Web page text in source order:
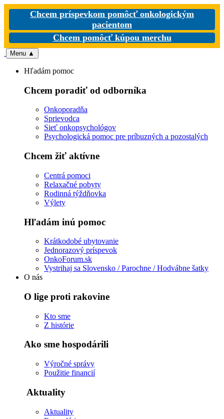
Chcem príspevkom pomôcť onkologickým
pacientom
Chcem pomôcť kúpou merchu
Menu ▲
Hľadám pomoc
Chcem poradiť od odborníka
Onkoporadňa
Sprievodca
Sieť onkopsychológov
Psychologická pomoc pre príbuzných a pozostalých
Chcem žiť aktívne
Centrá pomoci
Relaxačné pobyty
Rodinná týždňovka
Výlety
Hľadám inú pomoc
Krátkodobé ubytovanie
Jednorazový príspevok
OnkoForum.sk
Vystrihaj sa Slovensko / Parochne / Hodvábne šatky
O nás
O lige proti rakovine
Kto sme
Z histórie
Ako sme hospodárili
Výročné správy
Použitie financií
Aktuality
Aktuality